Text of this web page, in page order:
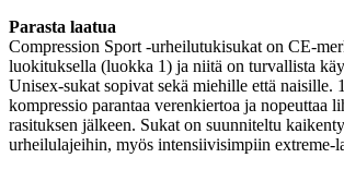
Parasta laatua
Compression Sport -urheilutukisukat on CE-
luokituksella (luokka 1) ja niitä on turvallista
Unisex-sukat sopivat sekä miehille että naisille.
kompressio parantaa verenkiertoa ja nopeuttaa
rasituksen jälkeen. Sukat on suunniteltu
urheilulajeihin, myös intensiivisimpiin extreme-